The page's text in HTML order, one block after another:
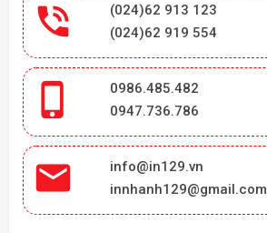

(024)62 913 123
(024)62 919 554

0986.485.482
0947.736.786

info@in129.vn
innhanh129@gmail.com